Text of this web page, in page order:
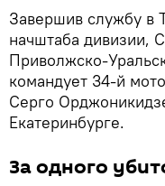
Завершив службу в
начштаба дивизии,
Приволжско-
командует 34-й
Серго
Екатеринбурге.
За одного